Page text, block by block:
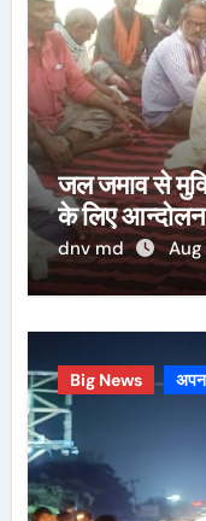
जल जमाव से
के लिए
dnv md Aug
Big News